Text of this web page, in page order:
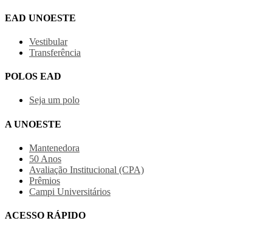
EAD UNOESTE
Vestibular
Transferência
POLOS EAD
Seja um polo
A UNOESTE
Mantenedora
50 Anos
Avaliação Institucional (CPA)
Prêmios
Campi Universitários
ACESSO RÁPIDO